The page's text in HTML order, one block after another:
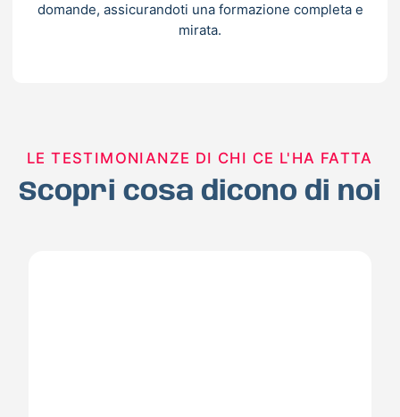
domande, assicurandoti una formazione completa e
mirata.
LE TESTIMONIANZE DI CHI CE L'HA FATTA
Scopri cosa dicono di noi